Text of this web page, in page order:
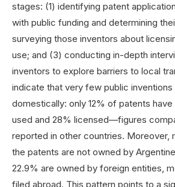
stages: (1) identifying patent
with public funding and determining
surveying those inventors about
use; and (3) conducting in-depth
inventors to explore barriers to local
indicate that very few public
domestically: only 12% of patents
used and 28% licensed—figures
reported in other countries. Moreover,
the patents are not owned by
22.9% are owned by foreign entities,
filed abroad. This pattern points to a